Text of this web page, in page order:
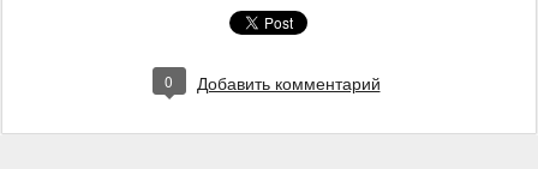
0 Добавить комментарий